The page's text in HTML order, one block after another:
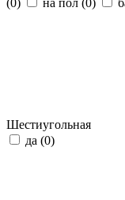
Шестиугольная
да (0)